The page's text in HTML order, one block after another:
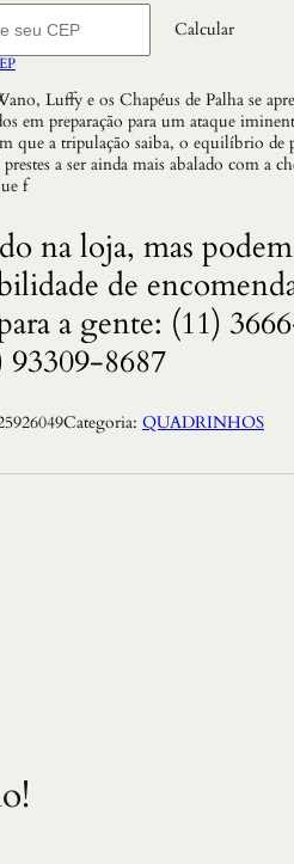
Calcular
Luffy e os Chapéus de Palha se
em preparação para um ataque
que a tripulação saiba, o equilíbrio de
a ser ainda mais abalado com a
f
na loja, mas
de
a gente: (11)
93309-8687
Categoria: QUADRINHOS